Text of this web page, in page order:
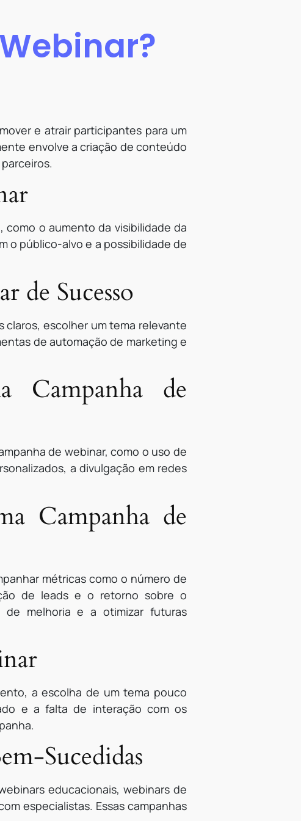
e atrair participantes para um
envolve a criação de conteúdo
como o aumento da visibilidade da
o público-alvo e a possibilidade de
de Sucesso
escolher um tema relevante
de automação de marketing e
Campanha de
de webinar, como o uso de
a divulgação em redes
Campanha de
métricas como o número de
de leads e o retorno sobre o
de melhoria e a otimizar futuras
a escolha de um tema pouco
e a falta de interação com os
Sucedidas
educacionais, webinars de
especialistas. Essas campanhas